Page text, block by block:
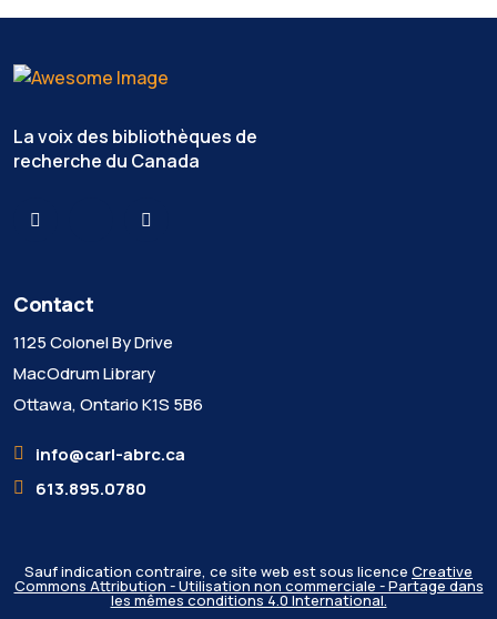
La voix des bibliothèques de
recherche du Canada
Contact
1125 Colonel By Drive
MacOdrum Library
Ottawa, Ontario K1S 5B6
info@carl-abrc.ca
613.895.0780
Sauf indication contraire, ce site web est sous licence Creative
Commons Attribution - Utilisation non commerciale - Partage dans
les mêmes conditions 4.0 International.